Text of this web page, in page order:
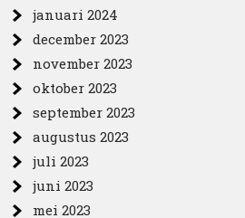
januari 2024
december 2023
november 2023
oktober 2023
september 2023
augustus 2023
juli 2023
juni 2023
mei 2023